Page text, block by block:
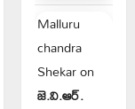
Malluru
chandra
Shekaron
జె.వి.ఆర్.